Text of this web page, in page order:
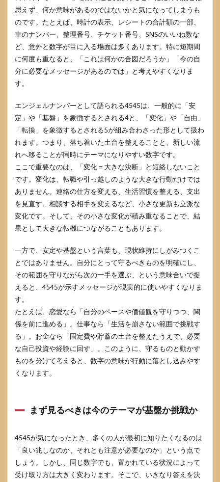
金運
は収
支の
再設
計が
テー
マ
きな
買い
気を
つけ
たい
こと
4545
を何
度も
見る
前兆
と注
4.1
頻繁
に見
きに
やす
い心
理
4.2
焦っ
て動
く前
に整
とし
て受
け取
るべ
きサ
思えず、何か意味があるのではないかと気になってしまうも
のです。たとえば、時計の表示、レシートの合計額の一部、
車のナンバー、整理番号、チケット番号、SNSのいいね数な
ど、意外と数字が目に入る場面は多くあります。特に短期間
に何度も重なると、「これは何かの合図だろうか」「今の自
分に必要なメッセージがあるのでは」と考えやすくなりま
す。
エンジェルナンバーとして語られる4545は、一般的に「安
定」や「基盤」を象徴するとされる4と、「変化」や「自由」
「転換」を象徴するとされる5が組み合わさった形として扱わ
れます。つまり、落ち着いた土台を整えることと、新しい流
れへ移ることが同時にテーマになりやすい数字です。
ここで重要なのは、「変化＝大きな決断」と短絡しないこと
です。変化は、転職や引っ越しのような大きな行動だけでは
ありません。連絡の仕方を変える、生活習慣を整える、支出
を見直す、相談する相手を変えるなど、小さな更新も立派な
変化です。そして、その小さな変化が積み重なることで、結
果として大きな転機につながることもあります。
一方で、安定や基盤という言葉も、現状維持にしがみつくこ
とではありません。自分にとって守るべきものを明確にし、
その範囲を守りながら次の一手を選ぶ、という意味合いで捉
えると、4545が示すメッセージが現実的に使いやすくなりま
す。
たとえば、恋愛なら「自分のペースや価値観を守りつつ、関
係を前に進める」。仕事なら「生活を崩さない範囲で挑戦す
る」。お金なら「固定費や貯蓄の土台を整えたうえで、必要
な自己投資や経験に回す」。このように、守るものと動かす
ものを分けて考えると、数字の意味が行動に落とし込みやす
くなります。
まず見るべきは今のテーマが基盤か挑戦か
4545が気になったとき、多くの人が最初に知りたくなるのは
「良い兆しなのか、それとも注意が必要なのか」という点で
しょう。しかし、同じ数字でも、置かれている状況によって
受け取り方は大きく変わります。そこで、いきなり答えを決